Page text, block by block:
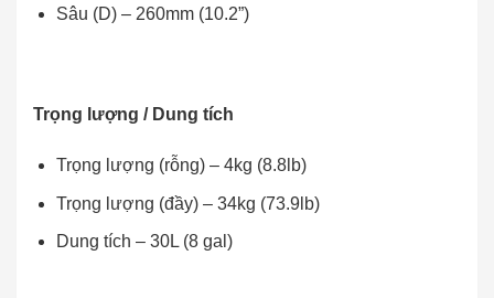
Sâu (D) – 260mm (10.2”)
Trọng lượng / Dung tích
Trọng lượng (rỗng) – 4kg (8.8lb)
Trọng lượng (đầy) – 34kg (73.9lb)
Dung tích – 30L (8 gal)